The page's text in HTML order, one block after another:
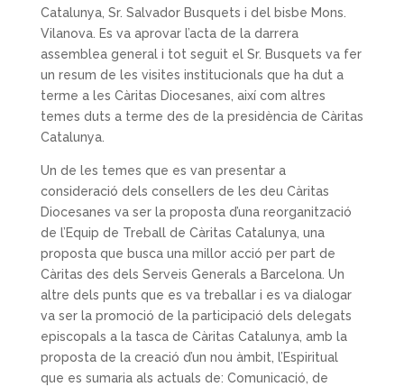
Catalunya, Sr. Salvador Busquets i del bisbe Mons.
Vilanova. Es va aprovar l’acta de la darrera
assemblea general i tot seguit el Sr. Busquets va fer
un resum de les visites institucionals que ha dut a
terme a les Càritas Diocesanes, així com altres
temes duts a terme des de la presidència de Càritas
Catalunya.
Un de les temes que es van presentar a
consideració dels consellers de les deu Càritas
Diocesanes va ser la proposta d’una reorganització
de l’Equip de Treball de Càritas Catalunya, una
proposta que busca una millor acció per part de
Càritas des dels Serveis Generals a Barcelona. Un
altre dels punts que es va treballar i es va dialogar
va ser la promoció de la participació dels delegats
episcopals a la tasca de Càritas Catalunya, amb la
proposta de la creació d’un nou àmbit, l’Espiritual
que es sumaria als actuals de: Comunicació, de